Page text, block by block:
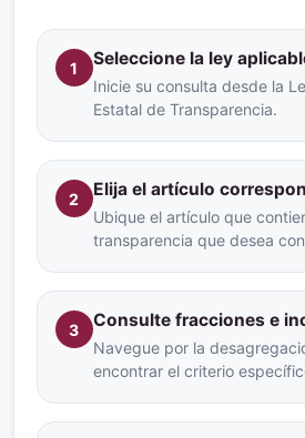
1 Seleccione la ley
Inicie su consulta desde la
Estatal de Transparencia.
2 Elija el artículo
Ubique el artículo que
transparencia que desea
3 Consulte fracciones e
Navegue por la
encontrar el criterio